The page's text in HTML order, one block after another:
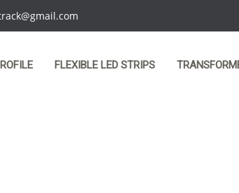
FLEXIBLE LED STRIPS